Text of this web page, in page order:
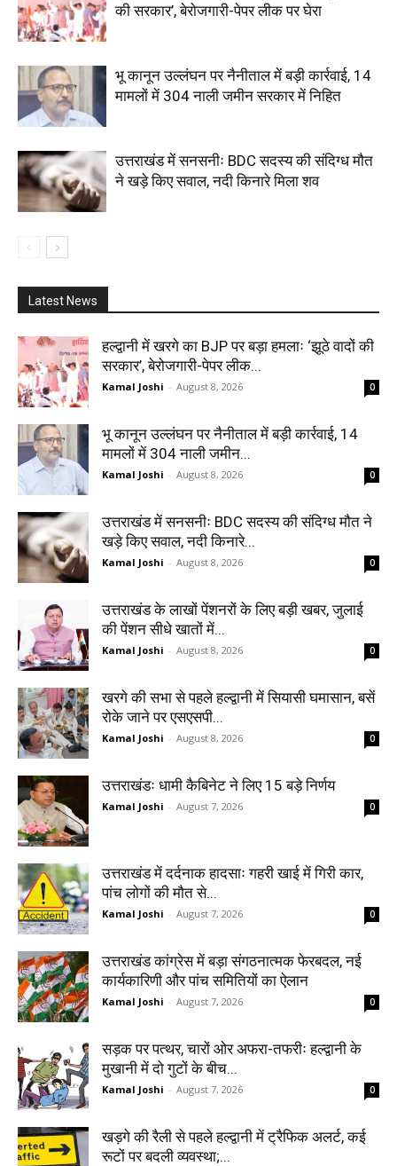
की सरकार’, बेरोजगारी-पेपर लीक पर घेरा
भू कानून उल्लंघन पर नैनीताल में बड़ी कार्रवाई, 14
मामलों में 304 नाली जमीन सरकार में निहित
उत्तराखंड में सनसनीः BDC सदस्य की संदिग्ध मौत
ने खड़े किए सवाल, नदी किनारे मिला शव
Latest News
हल्द्वानी में खरगे का BJP पर बड़ा हमलाः ‘झूठे वादों की
सरकार’, बेरोजगारी-पेपर लीक...
Kamal Joshi - August 8, 2026 0
भू कानून उल्लंघन पर नैनीताल में बड़ी कार्रवाई, 14
मामलों में 304 नाली जमीन...
Kamal Joshi - August 8, 2026 0
उत्तराखंड में सनसनीः BDC सदस्य की संदिग्ध मौत ने
खड़े किए सवाल, नदी किनारे...
Kamal Joshi - August 8, 2026 0
उत्तराखंड के लाखों पेंशनरों के लिए बड़ी खबर, जुलाई
की पेंशन सीधे खातों में...
Kamal Joshi - August 8, 2026 0
खरगे की सभा से पहले हल्द्वानी में सियासी घमासान, बसें
रोके जाने पर एसएसपी...
Kamal Joshi - August 8, 2026 0
उत्तराखंडः धामी कैबिनेट ने लिए 15 बड़े निर्णय
Kamal Joshi - August 7, 2026 0
उत्तराखंड में दर्दनाक हादसाः गहरी खाई में गिरी कार,
पांच लोगों की मौत से...
Kamal Joshi - August 7, 2026 0
उत्तराखंड कांग्रेस में बड़ा संगठनात्मक फेरबदल, नई
कार्यकारिणी और पांच समितियों का ऐलान
Kamal Joshi - August 7, 2026 0
सड़क पर पत्थर, चारों ओर अफरा-तफरीः हल्द्वानी के
मुखानी में दो गुटों के बीच...
Kamal Joshi - August 7, 2026 0
खड़गे की रैली से पहले हल्द्वानी में ट्रैफिक अलर्ट, कई
रूटों पर बदली व्यवस्था;...